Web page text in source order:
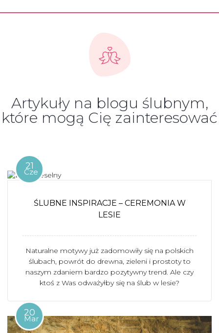
Artykuły na blogu ślubnym,
które mogą Cię zainteresować
21
Cze
ŚLUBNE INSPIRACJE – CEREMONIA W
LESIE
Naturalne motywy już zadomowiły się na polskich
ślubach, powrót do drewna, zieleni i prostoty to
naszym zdaniem bardzo pozytywny trend. Ale czy
ktoś z Was odważyłby się na ślub w lesie?
20
Mar